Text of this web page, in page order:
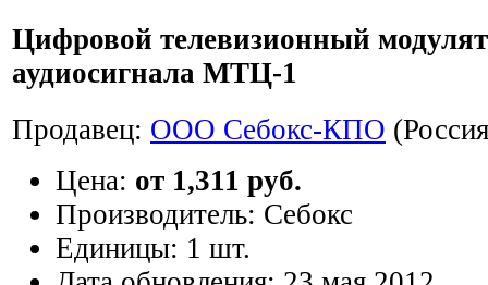
Цифровой телевизионный
аудиосигнала МТЦ-1
Продавец: ООО Себокс-КПО
Цена: от 1,311 руб.
Производитель: Себокс
Единицы: 1 шт.